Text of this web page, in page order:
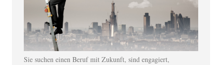
Sie suchen einen Beruf mit Zukunft, sind engagiert,